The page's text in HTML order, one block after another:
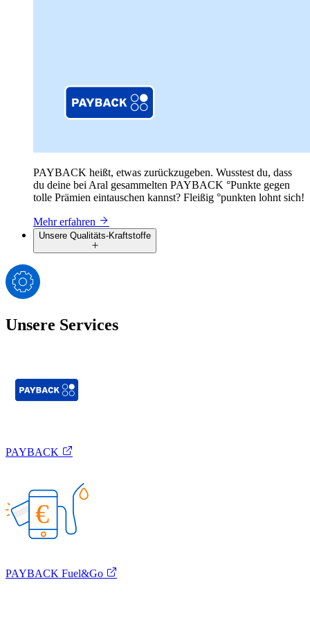
PAYBACK heißt, etwas zurückzugeben. Wusstest du, dass
du deine bei Aral gesammelten PAYBACK °Punkte gegen
tolle Prämien eintauschen kannst? Fleißig °punkten lohnt sich!
Mehr erfahren
Unsere Qualitäts-Kraftstoffe
Unsere Services
PAYBACK
€
PAYBACK Fuel&Go